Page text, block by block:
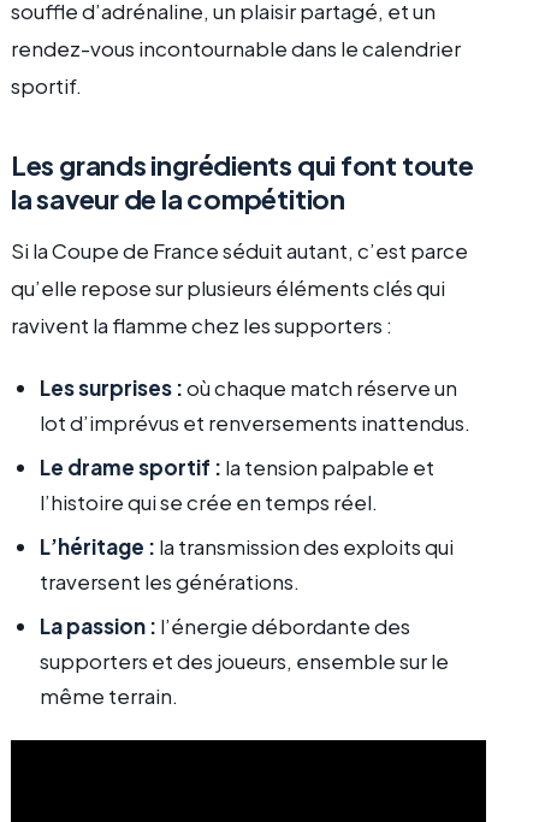
souffle d’adrénaline, un plaisir partagé, et un
rendez-vous incontournable dans le calendrier
sportif.
Les grands ingrédients qui font toute
la saveur de la compétition
Si la Coupe de France séduit autant, c’est parce
qu’elle repose sur plusieurs éléments clés qui
ravivent la flamme chez les supporters :
Les surprises :où chaque match réserve un
lot d’imprévus et renversements inattendus.
Le drame sportif : la tension palpable et
l’histoire qui se crée en temps réel.
L’héritage : la transmission des exploits qui
traversent les générations.
La passion : l’énergie débordante des
supporters et des joueurs, ensemble sur le
même terrain.